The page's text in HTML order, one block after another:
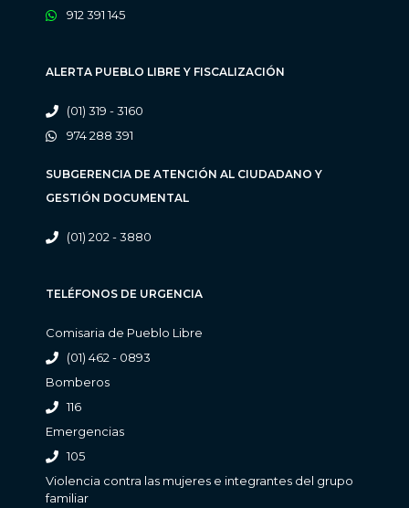
912 391 145
ALERTA PUEBLO LIBRE Y FISCALIZACIÓN
(01) 319 - 3160
974 288 391
SUBGERENCIA DE ATENCIÓN AL CIUDADANO Y
GESTIÓN DOCUMENTAL
(01) 202 - 3880
TELÉFONOS DE URGENCIA
Comisaria de Pueblo Libre
(01) 462 - 0893
Bomberos
116
Emergencias
105
Violencia contra las mujeres e integrantes del grupo
familiar